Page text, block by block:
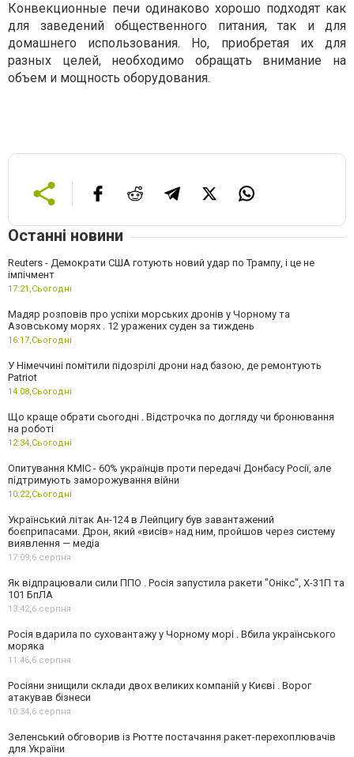
Конвекционные печи одинаково хорошо подходят как
для заведений общественного питания, так и для
домашнего использования. Но, приобретая их для
разных целей, необходимо обращать внимание на
объем и мощность оборудования.
Останні новини
Reuters - Демократи США готують новий удар по Трампу, і це не
імпічмент
17:21,Сьогодні
Мадяр розповів про успіхи морських дронів у Чорному та
Азовському морях . 12 уражених суден за тиждень
16:17,Сьогодні
У Німеччині помітили підозрілі дрони над базою, де ремонтують
Patriot
14:08,Сьогодні
Що краще обрати сьогодні . Відстрочка по догляду чи бронювання
на роботі
12:34,Сьогодні
Опитування КМІС - 60% українців проти передачі Донбасу Росії, але
підтримують заморожування війни
10:22,Сьогодні
Український літак Ан-124 в Лейпцигу був завантажений
боєприпасами. Дрон, який «висів» над ним, пройшов через систему
виявлення — медіа
17:09,6 серпня
Як відпрацювали сили ППО . Росія запустила ракети "Онікс", Х-31П та
101 БпЛА
13:42,6 серпня
Росія вдарила по суховантажу у Чорному морі . Вбила українського
моряка
11:46,6 серпня
Росіяни знищили склади двох великих компаній у Києві . Ворог
атакував бізнеси
10:34,6 серпня
Зеленський обговорив із Рютте постачання ракет-перехоплювачів
для України